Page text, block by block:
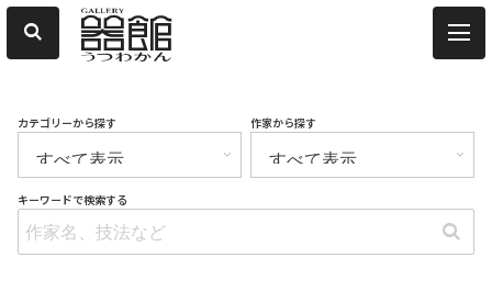
カテゴリーから探す 作家から探す
キーワードで検索する